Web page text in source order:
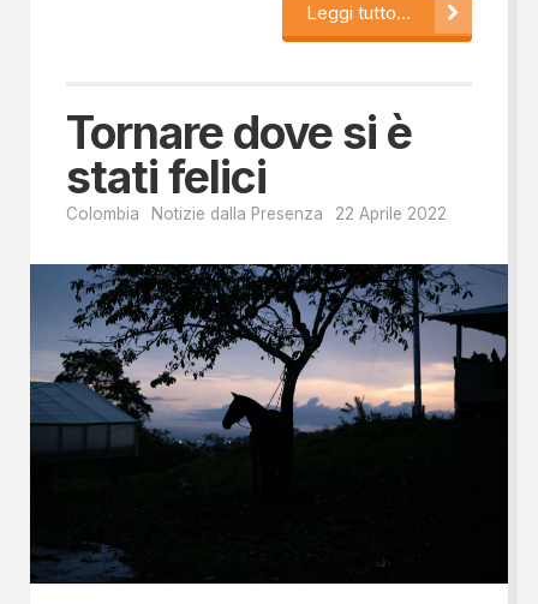
Leggi tutto...
Tornare dove si è
stati felici
Colombia Notizie dalla Presenza 22 Aprile 2022